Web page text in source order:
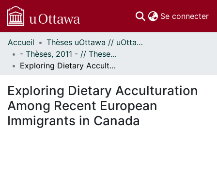
Se connecter
Communautés
et collections
Parcourir
À propos
Accueil
Thèses uOttawa // uOttawa Theses
- Thèses, 2011 - // Theses, 2011 -
Exploring Dietary Acculturation Among Recent European Immigrants in Canada
Exploring Dietary Acculturation
Among Recent European
Immigrants in Canada